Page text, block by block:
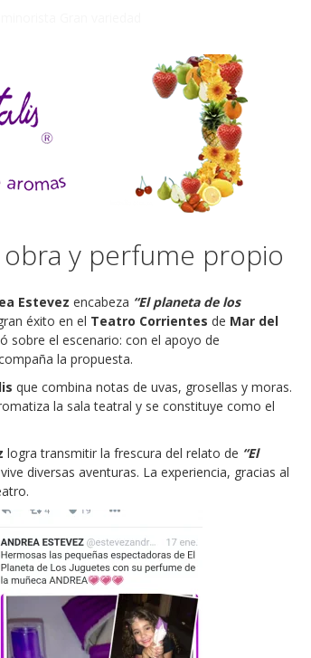
y perfume propio
Estevez encabeza “El planeta de los
éxito en el Teatro Corrientes de Mar del
sobre el escenario: con el apoyo de
la propuesta.
que combina notas de uvas, grosellas y moras.
la sala teatral y se constituye como el
logra transmitir la frescura del relato de “El
diversas aventuras. La experiencia, gracias al